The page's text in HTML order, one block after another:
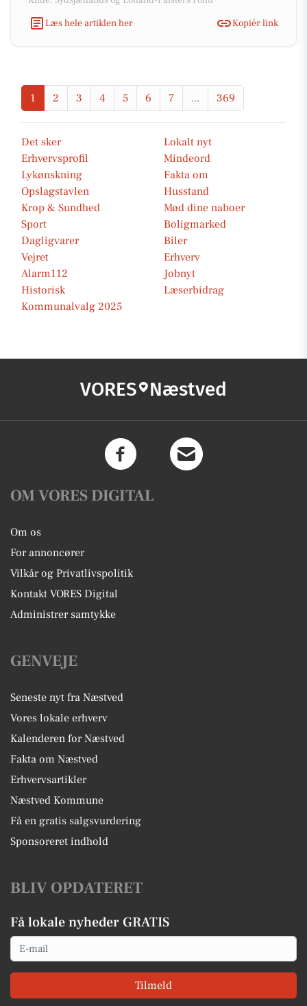
Læs hele artiklen her
Kopiér link
1 2 3 4 5 6 7 ... 369
Det sker
Lokalt nyt
Erhvervsprofil
Mindeord
Lykønskning
Fakta om
Opslagstavlen
Husstand
Krop & Sundhed
Mød dine naboer
Sport
Boligmarked
Dagligvarer
Biler
Vejret
Erhverv
Alarm112
Jobnyt
Historisk
Læserbidrag
Kommunalvalg 2025
VORES Næstved
OM VORES DIGITAL
Om os
For annoncører
Vilkår og Privatlivspolitik
Kontakt VORES Digital
Administrer samtykke
GENVEJE
Seneste nyt fra Næstved
Vores lokale erhverv
Kalenderen for Næstved
Fakta om Næstved
Erhvervsartikler
Næstved Kommune
Få en gratis salgsvurdering
Sponsoreret indhold
BLIV OPDATERET
Få lokale nyheder GRATIS
Email
Tilmeld